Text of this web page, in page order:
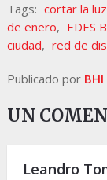
Tags: cortar la luz
de enero, EDES
ciudad, red de
Publicado por
UN
Leandro